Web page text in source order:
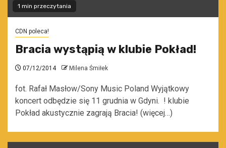
1 min przeczytania
CDN poleca!
Bracia wystąpią w klubie Pokład!
07/12/2014 Milena Śmiłek
fot. Rafał Masłow/Sony Music Poland Wyjątkowy
koncert odbędzie się 11 grudnia w Gdyni. ! klubie
Pokład akustycznie zagrają Bracia! (więcej…)